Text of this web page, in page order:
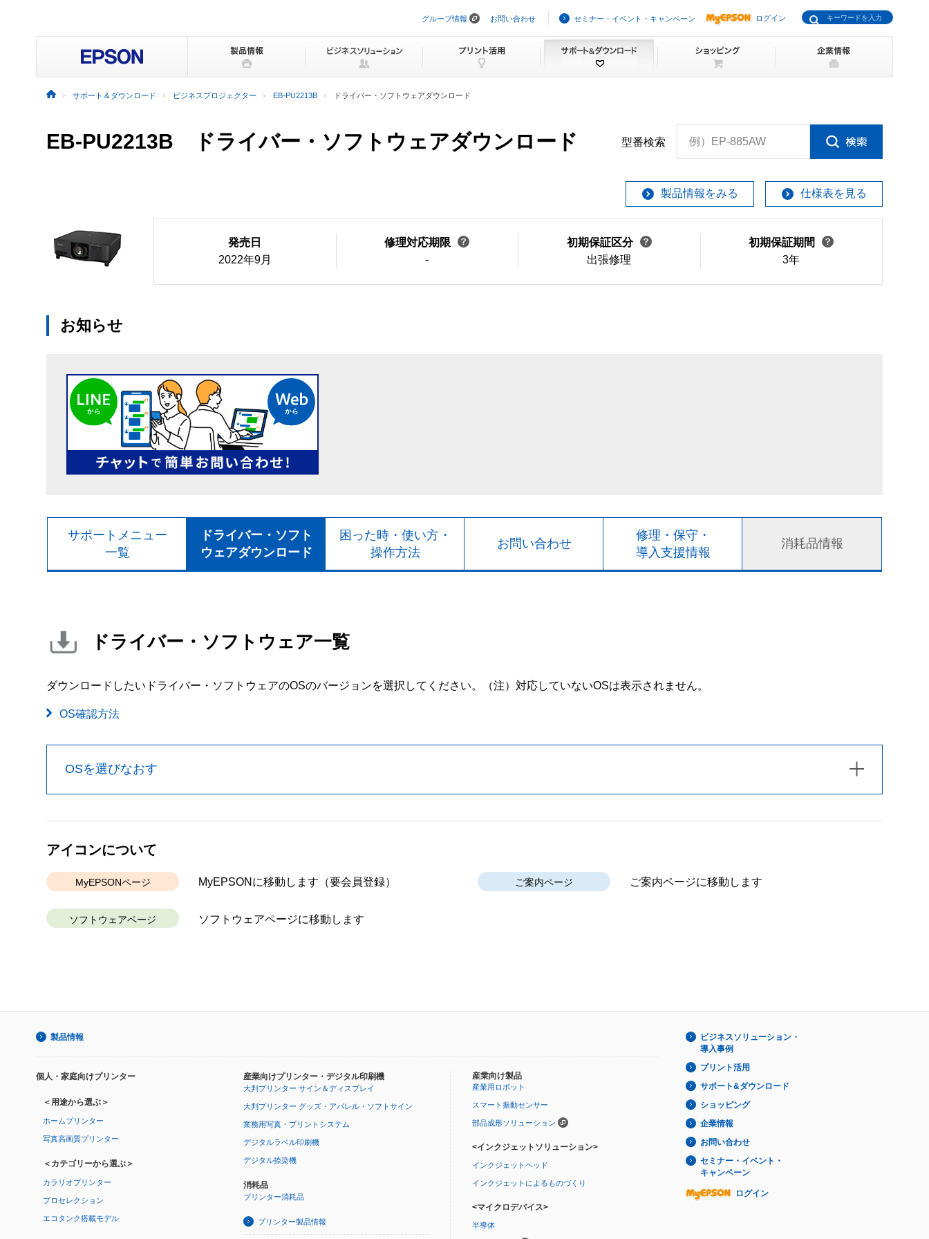
ビ
ョ
プ
グループ情報 お問い合わせ セミナー・イベント・キャンペーン ログイン
サポート＆ダウンロード ビジネスプロジェクター EB-PU2213B ドライバー・ソフトウェアダウンロード
EB-PU2213B ドライバー・ソフトウェアダウンロード 型番検索 例）EP-885AW
製品情報をみる 仕様表を見る
発売日
2022年9月
修理対応期限
-
初期保証区分
出張修理
初期保証期間
3年
お知らせ
サポートメニュー
一覧
ドライバー・ソフト
ウェアダウンロード
困った時・使い方・
操作方法
お問い合わせ
修理・保守・
導入支援情報
消耗品情報
ドライバー・ソフトウェア一覧
ダウンロードしたいドライバー・ソフトウェアのOSのバージョンを選択してください。 （注）対応していないOSは表示されません。
OS確認方法
OSを選びなおす
アイコンについて
MyEPSONページ MyEPSONに移動します （要会員登録） ご案内ページ ご案内ページに移動します
ソフトウェアページ ソフトウェアページに移動します
製品情報
個人・家庭向けプリンター
＜用途から選ぶ＞
ホームプリンター
写真高画質プリンター
＜カテゴリーから選ぶ＞
カラリオプリンター
プロセレクション
エコタンク搭載モデル
産業向けプリンター・デジタル印刷機
大判プリンター サイン＆ディスプレイ
大判プリンター グッズ・アパレル・ソフトサイン
業務用写真・プリントシステム
デジタルラベル印刷機
デジタル捺染機
消耗品
プリンター消耗品
プリンター製品情報
産業向け製品
産業用ロボット
スマート振動センサー
部品成形ソリューション
<インクジェットソリューション>
インクジェットヘッド
インクジェットによるものづくり
<マイクロデバイス>
半導体
ビジネスソリューション・
導入事例
プリント活用
サポート&ダウンロード
ショッピング
企業情報
お問い合わせ
セミナー・イベント・
キャンペーン
ログイン